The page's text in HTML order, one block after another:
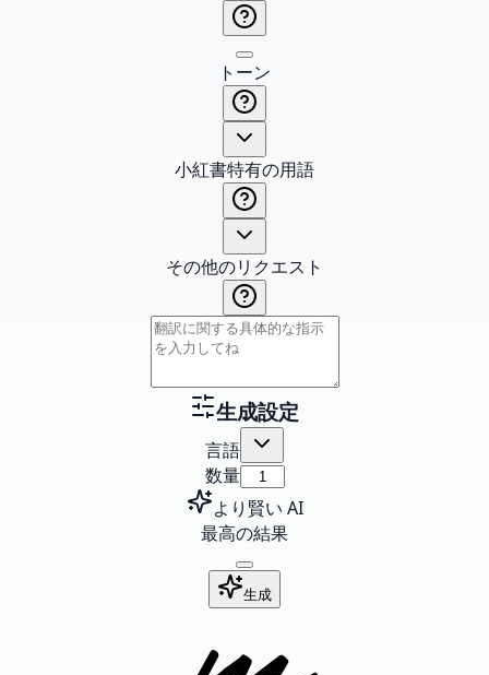
トーン
小紅書特有の用語
その他のリクエスト
生成設定
言語
数量
より賢い AI
最高の結果
生成